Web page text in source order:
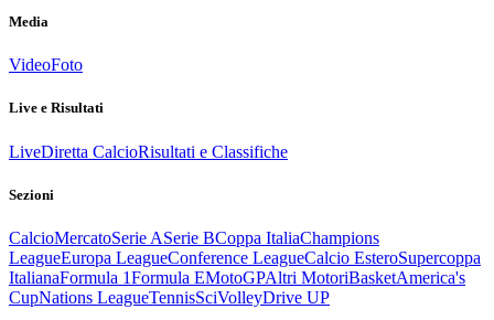
Media
VideoFoto
Live e Risultati
LiveDiretta CalcioRisultati e Classifiche
Sezioni
CalcioMercatoSerie ASerie BCoppa ItaliaChampions
LeagueEuropa LeagueConference LeagueCalcio EsteroSupercoppa
ItalianaFormula 1Formula EMotoGPAltri MotoriBasketAmerica's
CupNations LeagueTennisSciVolleyDrive UP